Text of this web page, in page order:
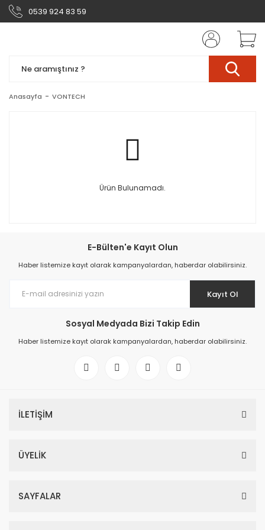
0539 924 83 59
Anasayfa VONTECH
Ürün Bulunamadı.
E-Bülten'e Kayıt Olun
Haber listemize kayıt olarak kampanyalardan, haberdar olabilirsiniz.
Kayıt Ol
Sosyal Medyada Bizi Takip Edin
Haber listemize kayıt olarak kampanyalardan, haberdar olabilirsiniz.
İLETİŞİM
ÜYELİK
SAYFALAR